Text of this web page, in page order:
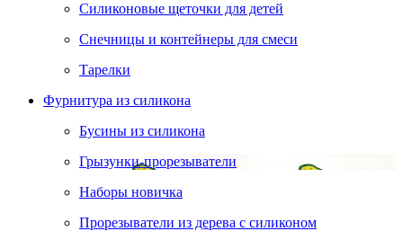
Силиконовые щеточки для детей
Снечницы и контейнеры для смеси
Тарелки
Фурнитура из силикона
Бусины из силикона
Грызунки-прорезыватели
Наборы новичка
Прорезыватели из дерева с силиконом